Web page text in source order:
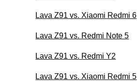
Lava Z91 vs. Xiaomi Redmi 6
Lava Z91 vs. Redmi Note 5
Lava Z91 vs. Redmi Y2
Lava Z91 vs. Xiaomi Redmi 5